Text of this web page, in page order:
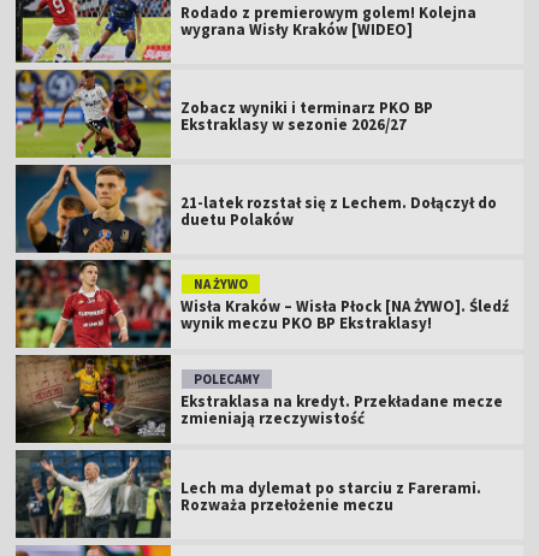
Rodado z premierowym golem! Kolejna
wygrana Wisły Kraków [WIDEO]
Zobacz wyniki i terminarz PKO BP
Ekstraklasy w sezonie 2026/27
21-latek rozstał się z Lechem. Dołączył do
duetu Polaków
NA ŻYWO
Wisła Kraków – Wisła Płock [NA ŻYWO]. Śledź
wynik meczu PKO BP Ekstraklasy!
POLECAMY
Ekstraklasa na kredyt. Przekładane mecze
zmieniają rzeczywistość
Lech ma dylemat po starciu z Farerami.
Rozważa przełożenie meczu